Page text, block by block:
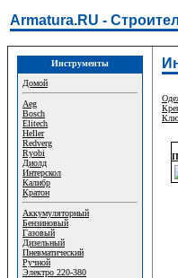
Armatura.RU -
Инструменты
Домой
Aeg
Bosch
Elitech
Heller
Redverg
Ryobi
Диолд
Интерскол
Калибр
Кратон
Аккумуляторный
Бензиновый
Газовый
Дизельный
Пневматический
Ручной
Электро 220-380